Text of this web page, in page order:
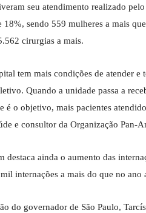
seu atendimento realizado
sendo 559 mulheres a mais
cirurgias a mais.
tem mais condições de atender
Quando a unidade passa a
é o objetivo, mais pacientes
e consultor da Organização Pan-
ainda o aumento das
internações a mais do que no ano
do governador de São Paulo,